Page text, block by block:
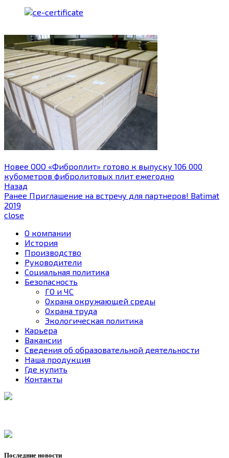
Новее ООО «Фиброплит» готово к выпуску 106 000
кубометров фибролитовых плит ежегодно
Назад
Ранее Приглашение на встречу для партнеров! Batimat
2019
close
О компании
История
Производство
Руководители
Социальная политика
Безопасность
ГО и ЧС
Охрана окружающей среды
Охрана труда
Экологическая политика
Карьера
Вакансии
Сведения об образовательной деятельности
Наша продукция
Где купить
Контакты
Последние новости